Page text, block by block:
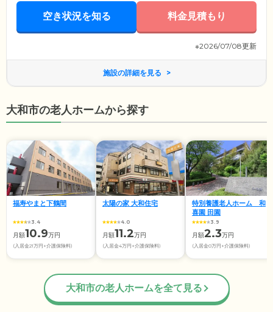
空き状況を知る 料金見積もり
※2026/07/08更新
施設の詳細を見る
大和市の老人ホームから探す
福寿やまと下鶴間
3.4
月額10.9万円
(入居金21万円+介護保険料)
太陽の家 大和住宅
4.0
月額11.2万円
(入居金4万円+介護保険料)
特別養護老人ホーム 和
喜園 田園
3.9
月額2.3万円
(入居金0万円+介護保険料)
大和市の老人ホームを全て見る